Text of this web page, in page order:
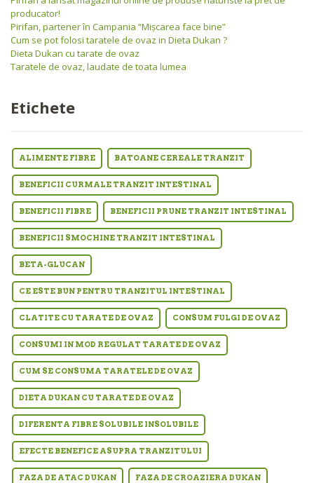
producator!
Pirifan, partener în Campania “Mişcarea face bine”
Cum se pot folosi taratele de ovaz in Dieta Dukan ?
Dieta Dukan cu tarate de ovaz
Taratele de ovaz, laudate de toata lumea
Etichete
ALIMENTE FIBRE BATOANE CEREALE TRANZIT
BENEFICII CURMALE TRANZIT INTESTINAL
BENEFICII FIBRE BENEFICII PRUNE TRANZIT INTESTINAL
BENEFICII SMOCHINE TRANZIT INTESTINAL
BETA-GLUCAN
CE ESTE BUN PENTRU TRANZITUL INTESTINAL
CLATITE CU TARATE DE OVAZ CONSUM FULGI DE OVAZ
CONSUMI IN MOD REGULAT TARATE DE OVAZ
CUM SE CONSUMA TARATELE DE OVAZ
DIETA DUKAN CU TARATE DE OVAZ
DIFERENTA FIBRE SOLUBILE INSOLUBILE
EFECTE BENEFICE ASUPRA TRANZITULUI
FAZA DE ATAC DUKAN FAZA DE CROAZIERA DUKAN